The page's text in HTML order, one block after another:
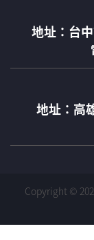
地址： 台
地址： 高
Copyright ©